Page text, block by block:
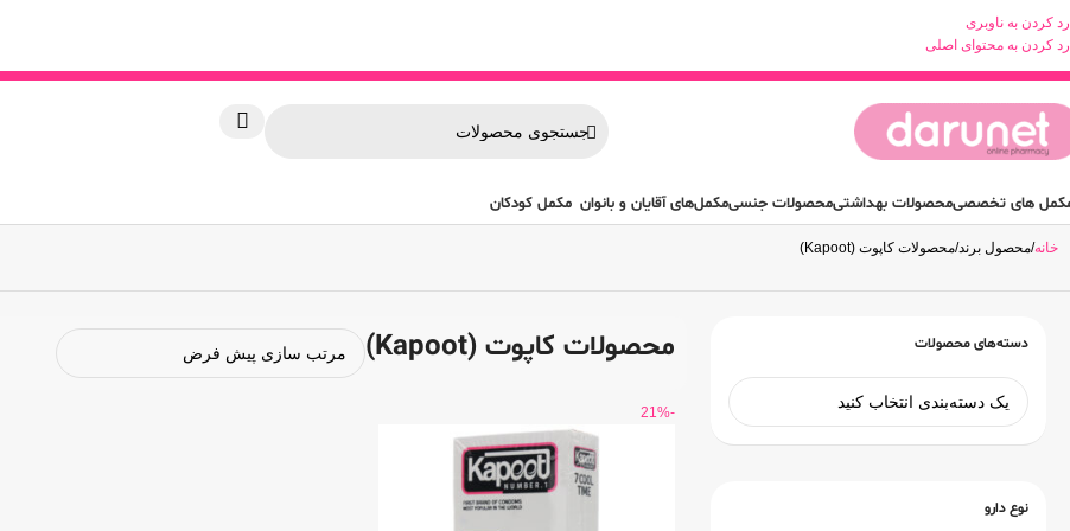
رد کردن به ناوبری
رد کردن به محتوای اصلی
های تخصصیمحصولات بهداشتیمحصولات جنسیمکمل‌های آقایان و بانوان مکمل کودکان
خانه محصول برند محصولات کاپوت (Kapoot)
دسته‌های محصولات
نوع دارو
محصولات کاپوت (Kapoot)
-21%